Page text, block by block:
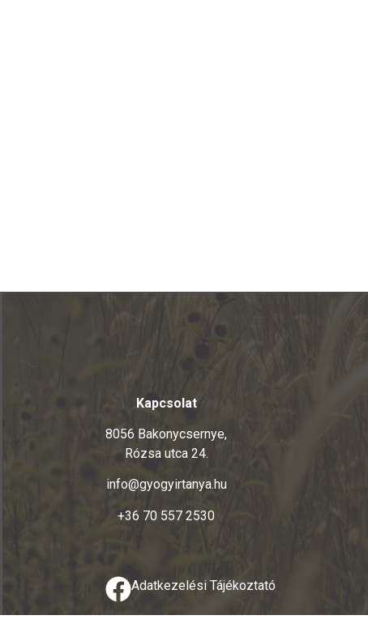
Kapcsolat
8056 Bakonycsernye,
Rózsa utca 24.
info@gyogyirtanya.hu
+36 70 557 2530
Adatkezelési Tájékoztató